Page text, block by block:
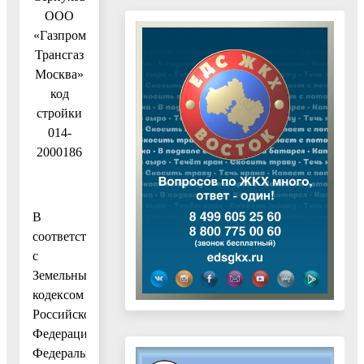
ООО
«Газпром
Трансгаз
Москва»
код
стройки
014-
2000186
В
соответствии
с
Земельным
кодексом
Российской
Федерации,
Федеральным